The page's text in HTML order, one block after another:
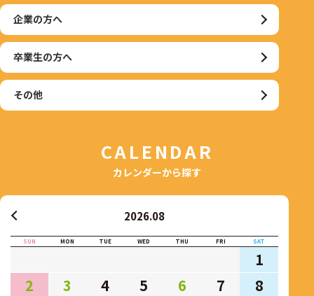
企業の方へ
卒業生の方へ
その他
CALENDAR
カレンダーから探す
2026.08
SUN MON TUE WED THU FRI SAT
1
2
3 4 5 6 7
8